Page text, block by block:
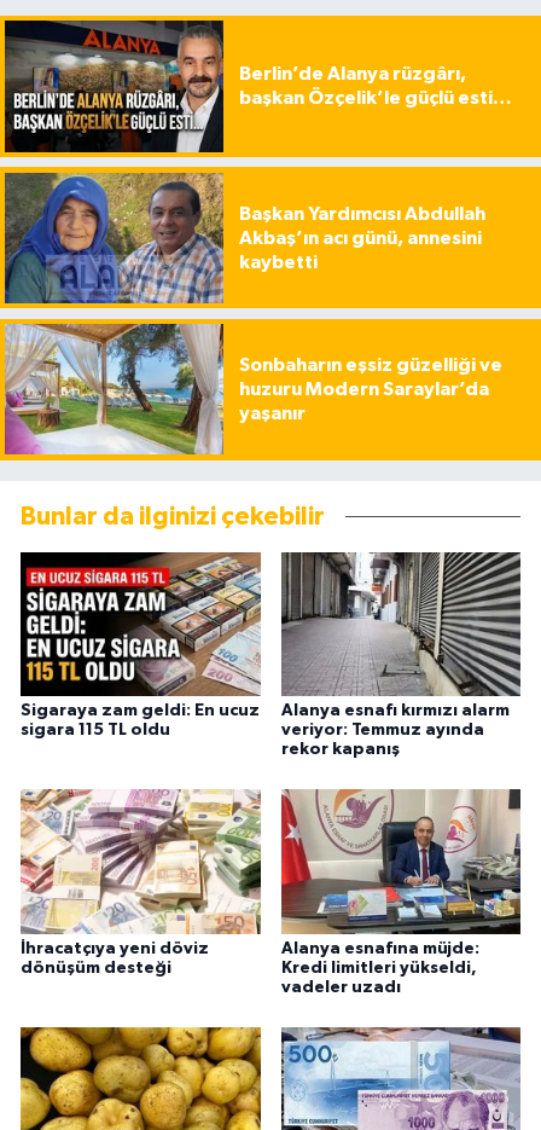
Berlin’de Alanya rüzgârı,
başkan Özçelik’le güçlü esti…
Başkan Yardımcısı Abdullah
Akbaş’ın acı günü, annesini
kaybetti
Sonbaharın eşsiz güzelliği ve
huzuru Modern Saraylar’da
yaşanır
Bunlar da ilginizi çekebilir
Sigaraya zam geldi: En ucuz
sigara 115 TL oldu
Alanya esnafı kırmızı alarm
veriyor: Temmuz ayında
rekor kapanış
İhracatçıya yeni döviz
dönüşüm desteği
Alanya esnafına müjde:
Kredi limitleri yükseldi,
vadeler uzadı